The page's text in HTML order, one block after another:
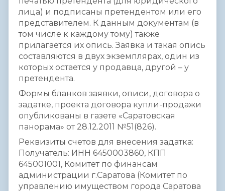
лица) и подписаны претендентом или его
представителем. К данным документам (в
том числе к каждому тому) также
прилагается их опись. Заявка и такая опись
составляются в двух экземплярах, один из
которых остается у продавца, другой – у
претендента.
Формы бланков заявки, описи, договора о
задатке, проекта договора купли-продажи
опубликованы в газете «Саратовская
панорама» от 28.12.2011 №51(826).
Реквизиты счетов для внесения задатка:
Получатель: ИНН 6450003860, КПП
645001001, Комитет по финансам
администрации г.Саратова (Комитет по
управлению имуществом города Саратова